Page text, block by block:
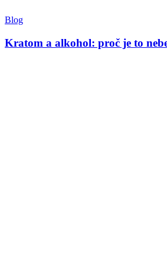
Blog
Kratom a alkohol: proč je to